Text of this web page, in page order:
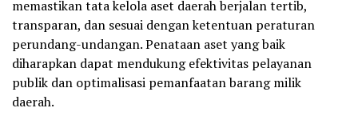
memastikan tata kelola aset daerah berjalan tertib,
transparan, dan sesuai dengan ketentuan peraturan
perundang-undangan. Penataan aset yang baik
diharapkan dapat mendukung efektivitas pelayanan
publik dan optimalisasi pemanfaatan barang milik
daerah.